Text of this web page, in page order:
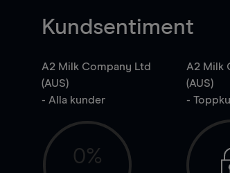
Kundsentiment
A2 Milk Company Ltd
(AUS)
- Alla kunder
0%
A2 Milk
(AUS)
-